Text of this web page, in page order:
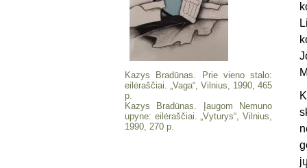
Kazys Bradūnas. Prie vieno stalo:
eilėraščiai. „Vaga“, Vilnius, 1990, 465
p.
Kazys Bradūnas. Įaugom Nemuno
upyne: eilėraščiai. „Vyturys“, Vilnius,
1990, 270 p.